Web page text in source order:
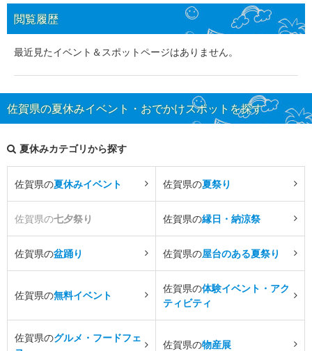
閲覧履歴
最近見たイベント＆スポットページはありません。
佐賀県の夏休みイベント・おでかけスポットを探す
夏休みカテゴリから探す
佐賀県の夏休みイベント 佐賀県の夏祭り
佐賀県の七夕祭り 佐賀県の縁日・納涼祭
佐賀県の盆踊り 佐賀県の屋台のある夏祭り
佐賀県の無料イベント
佐賀県の体験イベント・アク
ティビティ
佐賀県のグルメ・フードフェ
佐賀県の物産展